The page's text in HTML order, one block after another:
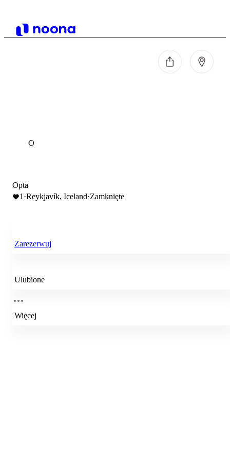
O
Opta
1 ·Reykjavík, Iceland·Zamknięte
Zarezerwuj
Ulubione
Więcej